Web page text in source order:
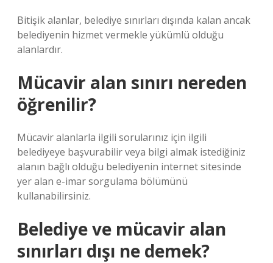
Bitişik alanlar, belediye sınırları dışında kalan ancak
belediyenin hizmet vermekle yükümlü olduğu
alanlardır.
Mücavir alan sınırı nereden
öğrenilir?
Mücavir alanlarla ilgili sorularınız için ilgili
belediyeye başvurabilir veya bilgi almak istediğiniz
alanın bağlı olduğu belediyenin internet sitesinde
yer alan e-imar sorgulama bölümünü
kullanabilirsiniz.
Belediye ve mücavir alan
sınırları dışı ne demek?